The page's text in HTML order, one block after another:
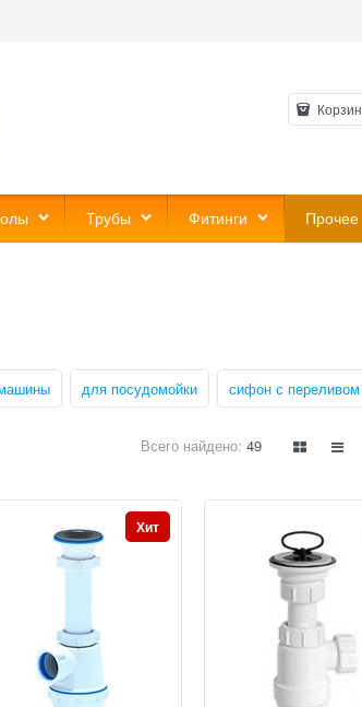
Трубы Фитинги Прочее
для посудомойки сифон с переливом
Всего найдено: 49
Хит